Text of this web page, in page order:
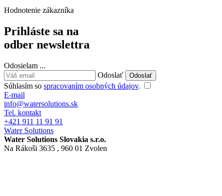
Hodnotenie zákazníka
Prihláste sa na
odber newslettra
Odosielam ...
Odoslať
Súhlasím so spracovaním osobných údajov.
E-mail
info@watersolutions.sk
Tel. kontakt
+421 911 11 91 91
Water Solutions
Water Solutions Slovakia s.r.o.
Na Rákoši 3635 , 960 01 Zvolen